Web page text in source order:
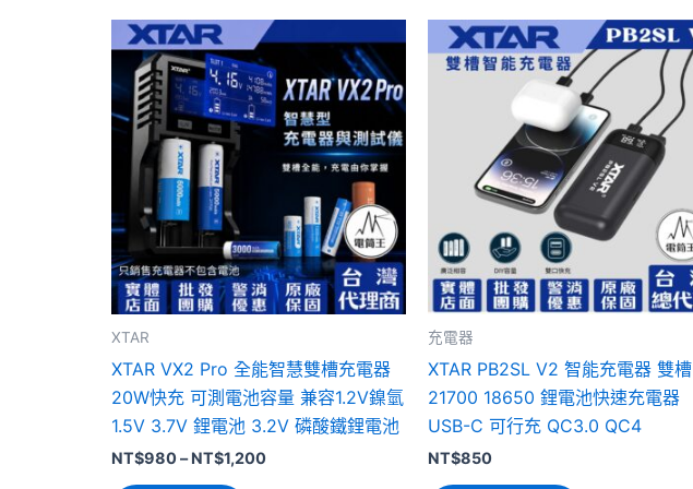
XTAR
XTAR VX2 Pro 全能智慧雙槽充電器
20W快充 可測電池容量 兼容1.2V鎳氫
1.5V 3.7V 鋰電池 3.2V 磷酸鐵鋰電池
NT$980–NT$1,200
此
產
品
有
可
在
產
頁
面
選
擇
充電器
XTAR PB2SL V2 智能充電器 雙槽
21700 18650 鋰電池快速充電器
USB-C 可行充 QC3.0 QC4
NT$850